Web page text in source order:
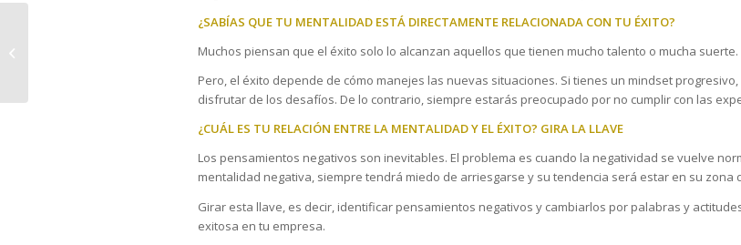
¿SABÍAS QUE TU MENTALIDAD ESTÁ DIRECTAMENTE RELACIONADA CON TU ÉXITO?
Muchos piensan que el éxito solo lo alcanzan aquellos que tienen mucho talento o mucha suerte.
Pero, el éxito depende de cómo manejes las nuevas situaciones. Si tienes un mindset
disfrutar de los desafíos. De lo contrario, siempre estarás preocupado por no cumplir con las
¿CUÁL ES TU RELACIÓN ENTRE LA MENTALIDAD Y EL ÉXITO? GIRA LA LLAVE
Los pensamientos negativos son inevitables. El problema es cuando la negatividad se vuelve
mentalidad negativa, siempre tendrá miedo de arriesgarse y su tendencia será estar en su zona
Girar esta llave, es decir, identificar pensamientos negativos y cambiarlos por palabras y
exitosa en tu empresa.